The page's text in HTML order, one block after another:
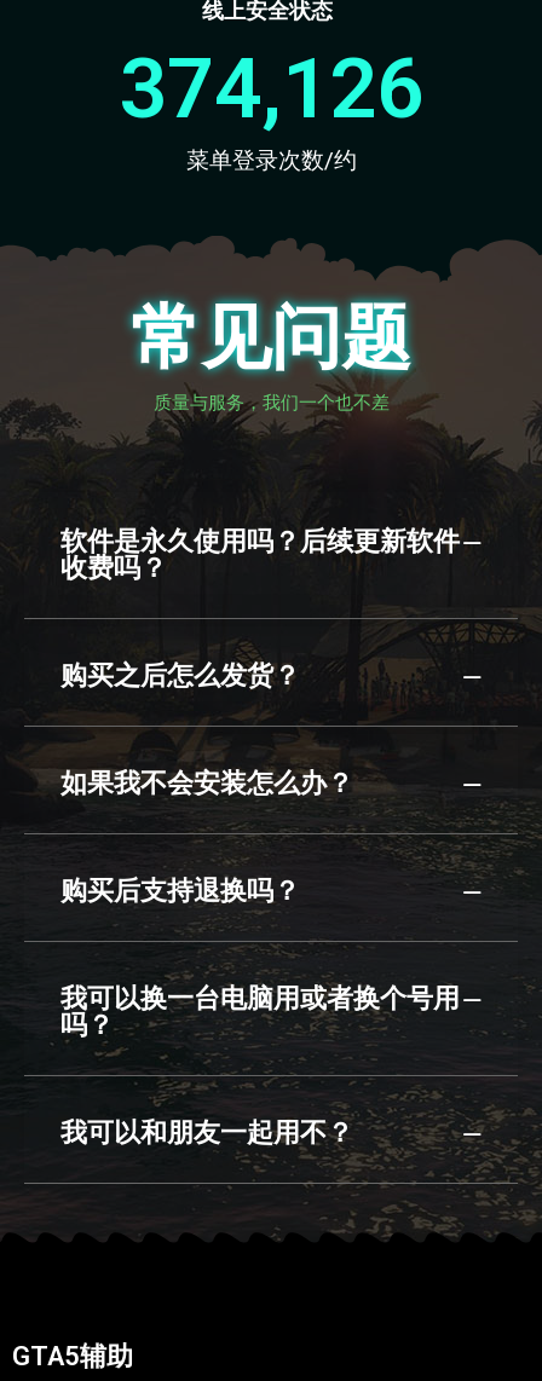
线上安全状态
374,126
菜单登录次数/约
常见问题
质量与服务，我们一个也不差
软件是永久使用吗？后续更新软件
收费吗？
购买之后怎么发货？
如果我不会安装怎么办？
购买后支持退换吗？
我可以换一台电脑用或者换个号用
吗？
我可以和朋友一起用不？
GTA5辅助